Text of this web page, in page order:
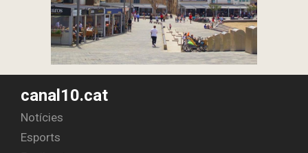
canal10.cat
Notícies
Esports